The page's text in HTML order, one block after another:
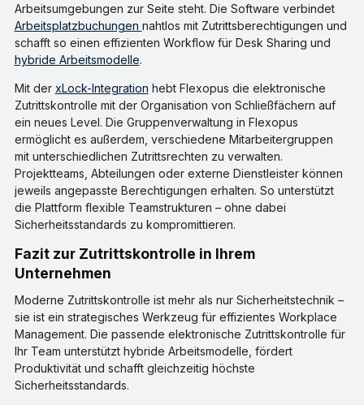
Arbeitsumgebungen zur Seite steht. Die Software verbindet
Arbeitsplatzbuchungen nahtlos mit Zutrittsberechtigungen und
schafft so einen effizienten Workflow für Desk Sharing und
hybride Arbeitsmodelle.
Mit der xLock-Integration hebt Flexopus die elektronische
Zutrittskontrolle mit der Organisation von Schließfächern auf
ein neues Level. Die Gruppenverwaltung in Flexopus
ermöglicht es außerdem, verschiedene Mitarbeitergruppen
mit unterschiedlichen Zutrittsrechten zu verwalten.
Projektteams, Abteilungen oder externe Dienstleister können
jeweils angepasste Berechtigungen erhalten. So unterstützt
die Plattform flexible Teamstrukturen – ohne dabei
Sicherheitsstandards zu kompromittieren.
Fazit zur Zutrittskontrolle in Ihrem
Unternehmen
Moderne Zutrittskontrolle ist mehr als nur Sicherheitstechnik –
sie ist ein strategisches Werkzeug für effizientes Workplace
Management. Die passende elektronische Zutrittskontrolle für
Ihr Team unterstützt hybride Arbeitsmodelle, fördert
Produktivität und schafft gleichzeitig höchste
Sicherheitsstandards.